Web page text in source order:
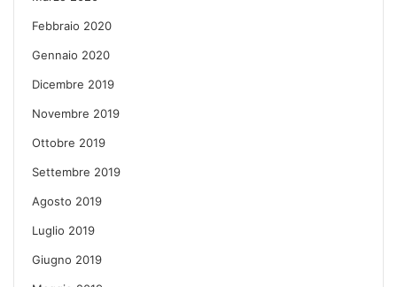
Febbraio 2020
Gennaio 2020
Dicembre 2019
Novembre 2019
Ottobre 2019
Settembre 2019
Agosto 2019
Luglio 2019
Giugno 2019